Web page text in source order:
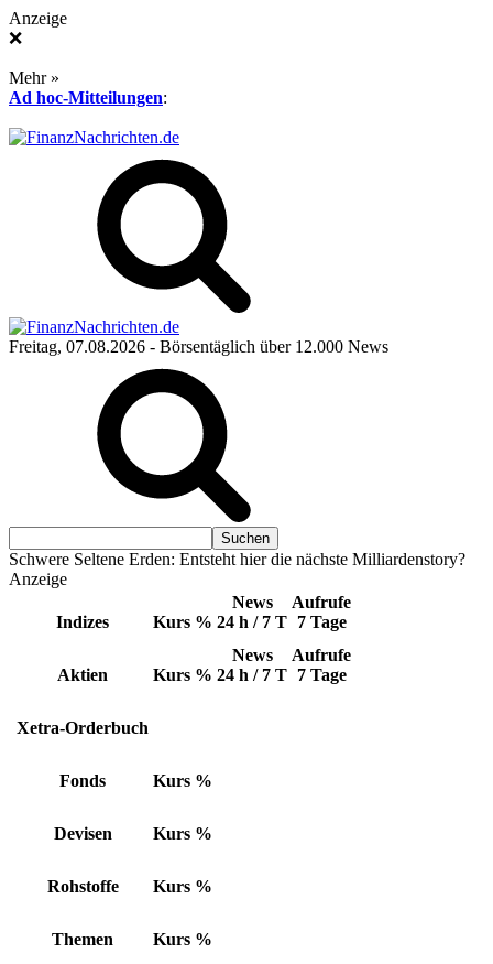
Anzeige
❌
Mehr »
Ad hoc-Mitteilungen:
Freitag, 07.08.2026 - Börsentäglich über 12.000 News
Schwere Seltene Erden: Entsteht hier die nächste Milliardenstory?
Anzeige
Indizes Kurs %
News
24 h / 7 T
Aufrufe
7 Tage
Aktien Kurs %
News
24 h / 7 T
Aufrufe
7 Tage
Xetra-Orderbuch
Fonds Kurs %
Devisen Kurs %
Rohstoffe Kurs %
Themen Kurs %